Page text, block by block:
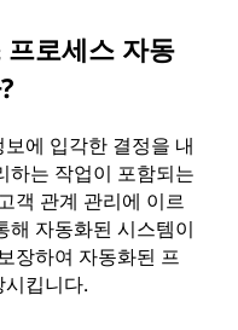
로세스 자동
에 입각한 결정을 내
하는 작업이 포함되는
객 관계 관리에 이르
해 자동화된 시스템이
장하여 자동화된 프
킵니다.